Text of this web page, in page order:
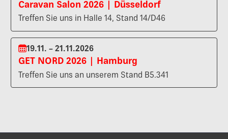
Caravan Salon 2026 | Düsseldorf
Treffen Sie uns in Halle 14, Stand 14/D46
19.11. – 21.11.2026
GET NORD 2026 | Hamburg
Treffen Sie uns an unserem Stand B5.341